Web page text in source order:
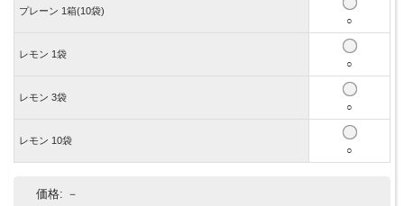
プレーン 1箱(10袋)
○
レモン 1袋
○
レモン 3袋
○
レモン 10袋
○
価格: －